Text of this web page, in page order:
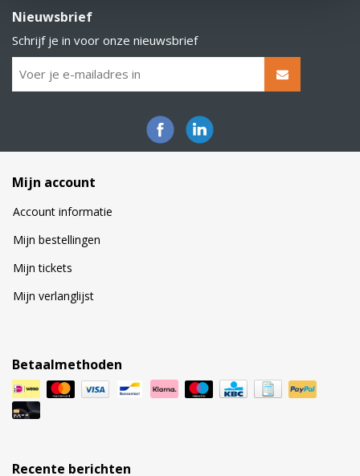
Nieuwsbrief
Schrijf je in voor onze nieuwsbrief
Mijn account
Account informatie
Mijn bestellingen
Mijn tickets
Mijn verlanglijst
Betaalmethoden
Recente berichten